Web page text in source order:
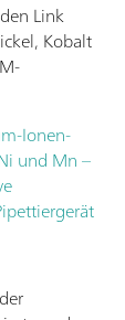
Link
Kobalt
Ionen-
und Mn –